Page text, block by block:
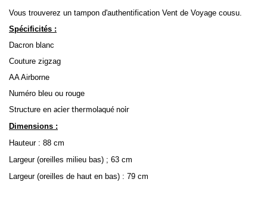
Vous trouverez un tampon d'authentification Vent de Voyage cousu.
Spécificités :
Dacron blanc
Couture zigzag
AA Airborne
Numéro bleu ou rouge
Structure en acier thermolaqué noir
Dimensions :
Hauteur : 88 cm
Largeur (oreilles milieu bas) ; 63 cm
Largeur (oreilles de haut en bas) : 79 cm